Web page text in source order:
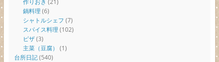
作りおき (21)
鍋料理 (6)
シャトルシェフ (7)
スパイス料理 (102)
ピザ(3)
主菜（豆腐） (1)
台所日記(540)